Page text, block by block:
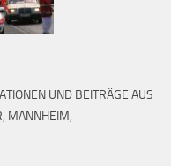
UND BEITRÄGE AUS
MANNHEIM,